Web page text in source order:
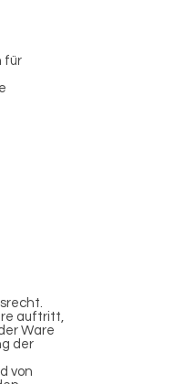
für
auftritt,
Ware
der
von